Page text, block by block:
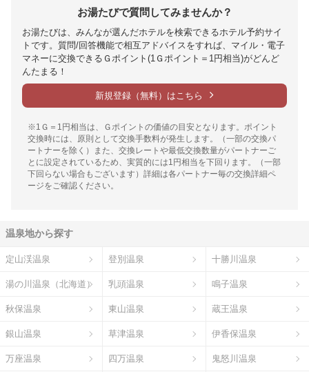
お湯たびで質問してみませんか？
お湯たびは、みんなが選んだホテルを検索できるホテル予約サイ
トです。質問/回答機能で相互アドバイスをすれば、マイル・電子
マネーに交換できるＧポイント(1Ｇポイント＝1円相当)がどんど
んたまる！
新規登録（無料）はこちら
※1Ｇ＝1円相当は、Ｇポイントの価値の目安となります。ポイント
交換時には、原則として交換手数料が発生します。（一部の交換パ
ートナーを除く）また、交換レートや最低交換数量がパートナーご
とに設定されているため、実質的には1円相当を下回ります。（一部
下回らない場合もございます）詳細は各パートナー毎の交換詳細ペ
ージをご確認ください。
温泉地から探す
定山渓温泉 登別温泉 十勝川温泉
湯の川温泉（北海道） 乳頭温泉 鳴子温泉
秋保温泉 東山温泉 蔵王温泉
銀山温泉 草津温泉 伊香保温泉
万座温泉 四万温泉 鬼怒川温泉